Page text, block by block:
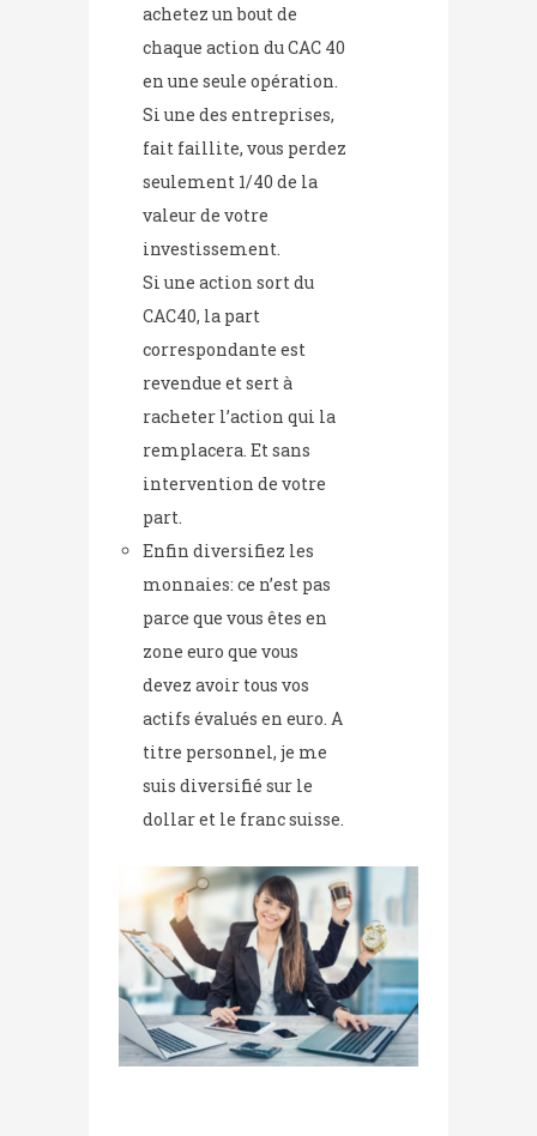
achetez un bout de
chaque action du CAC 40
en une seule opération.
Si une des entreprises,
fait faillite, vous perdez
seulement 1/40 de la
valeur de votre
investissement.
Si une action sort du
CAC40, la part
correspondante est
revendue et sert à
racheter l’action qui la
remplacera. Et sans
intervention de votre
part.
Enfin diversifiez les
monnaies: ce n’est pas
parce que vous êtes en
zone euro que vous
devez avoir tous vos
actifs évalués en euro. A
titre personnel, je me
suis diversifié sur le
dollar et le franc suisse.